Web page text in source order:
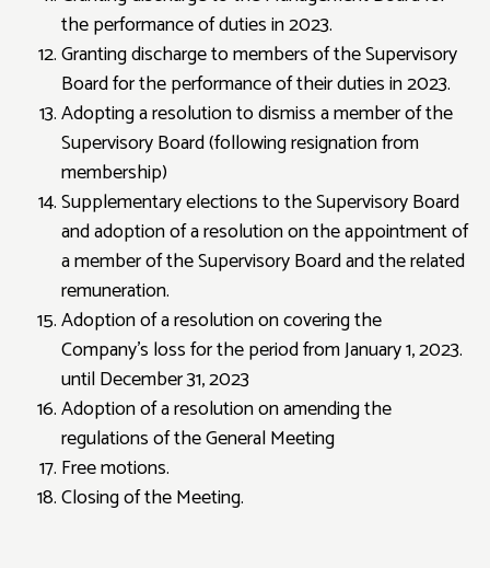
the performance of duties in 2023.
Granting discharge to members of the Supervisory
Board for the performance of their duties in 2023.
Adopting a resolution to dismiss a member of the
Supervisory Board (following resignation from
membership)
Supplementary elections to the Supervisory Board
and adoption of a resolution on the appointment of
a member of the Supervisory Board and the related
remuneration.
Adoption of a resolution on covering the
Company's loss for the period from January 1, 2023.
until December 31, 2023
Adoption of a resolution on amending the
regulations of the General Meeting
Free motions.
Closing of the Meeting.